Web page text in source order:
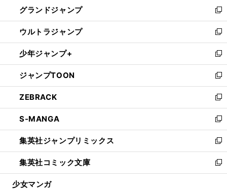
で
開
く
ド
ウ
で
開
く
ィ
ン
ド
ウ
で
開
く
い
ウ
ィ
ン
ド
ウ
で
開
く
グランドジャンプ
新
し
い
ウ
ィ
ン
ド
ウ
で
開
く
ウルトラジャンプ
新
し
い
ウ
ィ
ン
ド
ウ
で
開
く
少年ジャンプ+
新
し
い
ウ
ィ
ン
ド
ウ
で
開
く
ジャンプTOON
新
し
い
ウ
ィ
ン
ド
ウ
で
開
ZEBRACK
新
し
い
ウ
ィ
ン
ド
ウ
S-MANGA
新
し
い
ウ
ィ
ン
集英社ジャンプリミックス
新
し
い
ウ
集英社コミック文庫
新
し
少女マンガ